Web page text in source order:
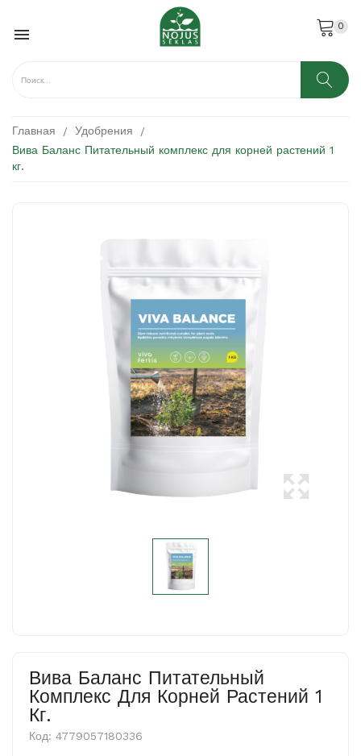
 0
Главная
Удобрения
Вива Баланс Питательный комплекс для корней растений 1
кг.
Вива Баланс Питательный
Комплекс Для Корней Растений 1
Кг.
Код: 4779057180336